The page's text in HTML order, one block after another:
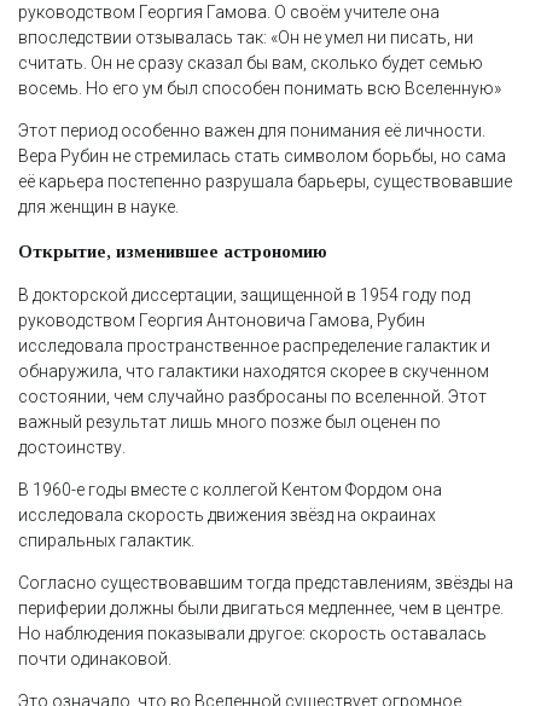
руководством Георгия Гамова. О своём учителе она
впоследствии отзывалась так: «Он не умел ни писать, ни
считать. Он не сразу сказал бы вам, сколько будет семью
восемь. Но его ум был способен понимать всю Вселенную»
Этот период особенно важен для понимания её личности.
Вера Рубин не стремилась стать символом борьбы, но сама
её карьера постепенно разрушала барьеры, существовавшие
для женщин в науке.
Открытие, изменившее астрономию
В докторской диссертации, защищенной в 1954 году под
руководством Георгия Антоновича Гамова, Рубин
исследовала пространственное распределение галактик и
обнаружила, что галактики находятся скорее в скученном
состоянии, чем случайно разбросаны по вселенной. Этот
важный результат лишь много позже был оценен по
достоинству.
В 1960-е годы вместе с коллегой Кентом Фордом она
исследовала скорость движения звёзд на окраинах
спиральных галактик.
Согласно существовавшим тогда представлениям, звёзды на
периферии должны были двигаться медленнее, чем в центре.
Но наблюдения показывали другое: скорость оставалась
почти одинаковой.
Это означало, что во Вселенной существует огромное